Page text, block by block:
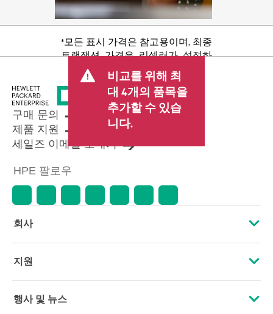
*모든 표시 가격은 참고용이며, 최종
트랜잭션 가격은 리셀러가 설정하
며 판매세/VAT 및 배송 등 기타 수수
료가 포함될 수 있습니다. 리셀러가
설정한 트랜잭션 가격은 다른 리셀
러가 설정한 가격 및 표시 가격과 다
를 수 있습니다. 표시 가격에는 기간
한정 프로모션 혜택이 포함될 수 있
습니다. HPE는 시장 상황 변화, 제품
수명 종료, 광고 오류 등을 포함하되
이에 국한되지 않는 사유로 언제든
지 가격을 조정할 권리를 보유합니
비교를 위해 최
대 4개의 품목을
추가할 수 있습
니다.
구매 문의
제품 지원
세일즈 이메일 보내기
HPE 팔로우
회사
HPE 소개
지원
운영 지원 서비스
행사 및 뉴스